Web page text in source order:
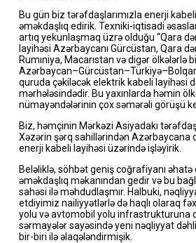
Bu gün biz tərəfdaşlarımızla enerji
əməkdaşlıq edirik. Texniki-iqtisadi
artıq yekunlaşmaq üzrə olduğu “Qara
layihəsi Azərbaycanı Gürcüstan, Qara
Rumıniya, Macarıstan və digər ölkələrlə
quruda çəkiləcək elektrik kabeli layihəsi
mərhələsindədir. Bu yaxınlarda həmin
nümayəndələrinin çox səmərəli görüşü
Biz, həmçinin Mərkəzi Asiyadakı
Xəzərin şərq sahillərindən Azərbaycana
enerji kabeli layihəsi üzərində işləyirik.
Beləliklə, söhbət geniş coğrafiyanı əhatə
əməkdaşlıq məkanından gedir və bu
sahəsi ilə məhdudlaşmır. Halbuki,
etdiyimiz nailiyyətlərlə də haqlı olaraq
yolu və avtomobil yolu infrastrukturuna
sərmayələr sayəsində yeni nəqliyyat
bir-biri ilə əlaqələndirmişik.